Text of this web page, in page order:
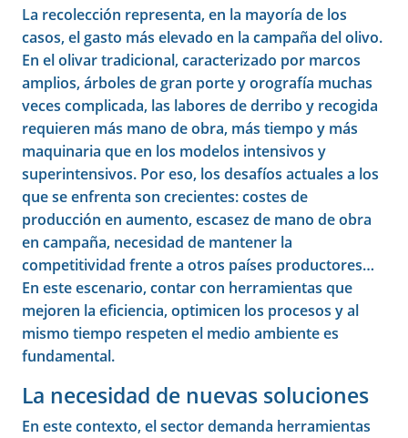
La recolección representa, en la mayoría de los
casos, el gasto más elevado en la campaña del olivo.
En el olivar tradicional, caracterizado por marcos
amplios, árboles de gran porte y orografía muchas
veces complicada, las labores de derribo y recogida
requieren más mano de obra, más tiempo y más
maquinaria que en los modelos intensivos y
superintensivos. Por eso, los desafíos actuales a los
que se enfrenta son crecientes: costes de
producción en aumento, escasez de mano de obra
en campaña, necesidad de mantener la
competitividad frente a otros países productores…
En este escenario, contar con herramientas que
mejoren la eficiencia, optimicen los procesos y al
mismo tiempo respeten el medio ambiente es
fundamental.
La necesidad de nuevas soluciones
En este contexto, el sector demanda herramientas